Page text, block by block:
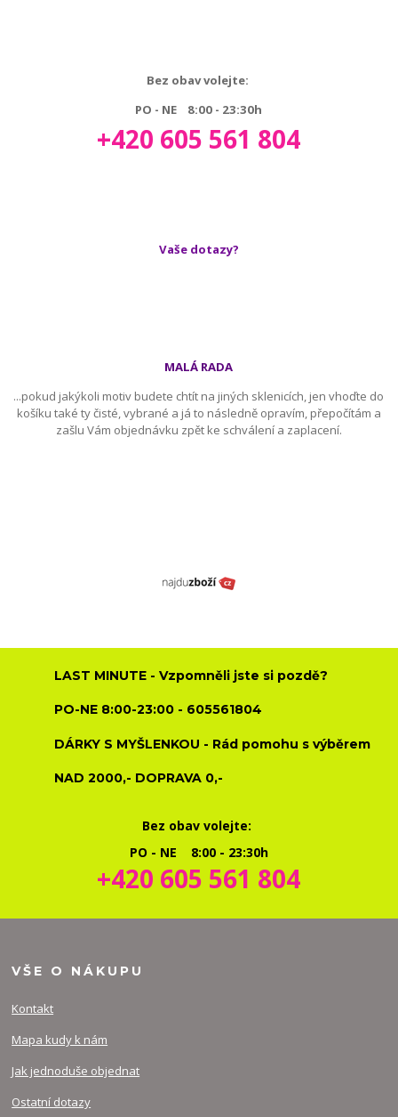
Bez obav volejte:
PO - NE 8:00 - 23:30h
+420 605 561 804
Vaše dotazy?
MALÁ RADA
...pokud jakýkoli motiv budete chtít na jiných sklenicích, jen vhoďte do
košíku také ty čisté, vybrané a já to následně opravím, přepočítám a
zašlu Vám objednávku zpět ke schválení a zaplacení.
LAST MINUTE - Vzpomněli jste si pozdě?
PO-NE 8:00-23:00 - 605561804
DÁRKY S MYŠLENKOU - Rád pomohu s výběrem
NAD 2000,- DOPRAVA 0,-
Bez obav volejte:
PO - NE 8:00 - 23:30h
+420 605 561 804
VŠE O NÁKUPU
Kontakt
Mapa kudy k nám
Jak jednoduše objednat
Ostatní dotazy